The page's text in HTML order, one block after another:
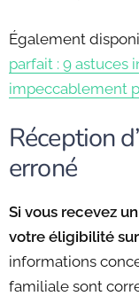
Également
parfait : 9 astuces
impeccablement
Réception
erroné
Si vous recevez
votre éligibilité
informations
familiale sont